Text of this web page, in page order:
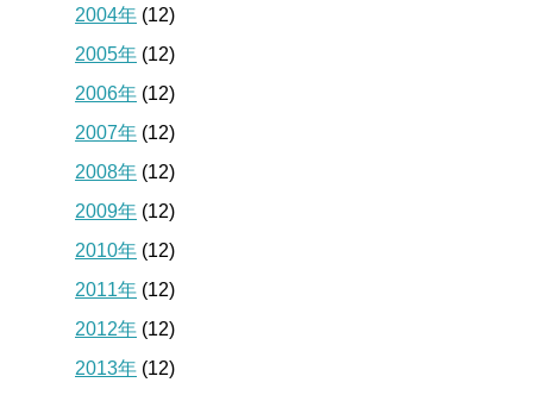
2004年 (12)
2005年 (12)
2006年 (12)
2007年 (12)
2008年 (12)
2009年 (12)
2010年 (12)
2011年 (12)
2012年 (12)
2013年 (12)